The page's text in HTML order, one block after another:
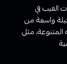
الفيب في
واسعة من
المتنوعة، مثل